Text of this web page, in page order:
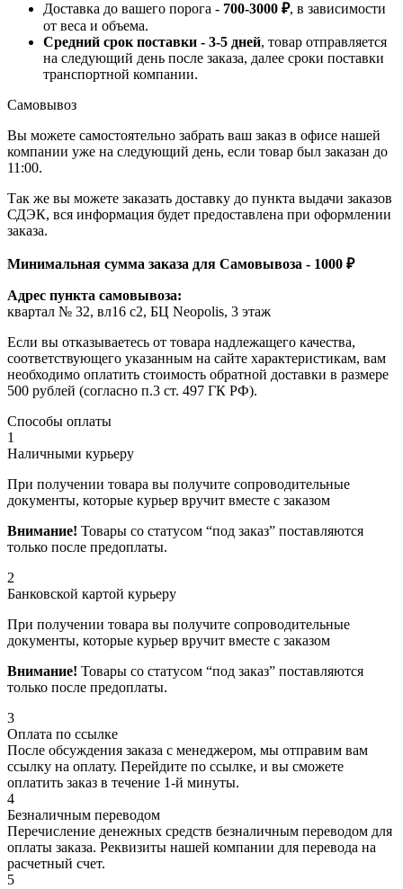
Доставка до вашего порога - 700-3000 ₽, в зависимости
от веса и объема.
Средний срок поставки - 3-5 дней, товар отправляется
на следующий день после заказа, далее сроки поставки
транспортной компании.
Самовывоз
Вы можете самостоятельно забрать ваш заказ в офисе нашей
компании уже на следующий день, если товар был заказан до
11:00.
Так же вы можете заказать доставку до пункта выдачи заказов
СДЭК, вся информация будет предоставлена при оформлении
заказа.
Минимальная сумма заказа для Самовывоза - 1000 ₽
Адрес пункта самовывоза:
квартал № 32, вл16 с2, БЦ Neopolis, 3 этаж
Если вы отказываетесь от товара надлежащего качества,
соответствующего указанным на сайте характеристикам, вам
необходимо оплатить стоимость обратной доставки в размере
500 рублей (согласно п.3 ст. 497 ГК РФ).
Способы оплаты
1
Наличными курьеру
При получении товара вы получите сопроводительные
документы, которые курьер вручит вместе с заказом
Внимание! Товары со статусом “под заказ” поставляются
только после предоплаты.
2
Банковской картой курьеру
При получении товара вы получите сопроводительные
документы, которые курьер вручит вместе с заказом
Внимание! Товары со статусом “под заказ” поставляются
только после предоплаты.
3
Оплата по ссылке
После обсуждения заказа с менеджером, мы отправим вам
ссылку на оплату. Перейдите по ссылке, и вы сможете
оплатить заказ в течение 1-й минуты.
4
Безналичным переводом
Перечисление денежных средств безналичным переводом для
оплаты заказа. Реквизиты нашей компании для перевода на
расчетный счет.
5